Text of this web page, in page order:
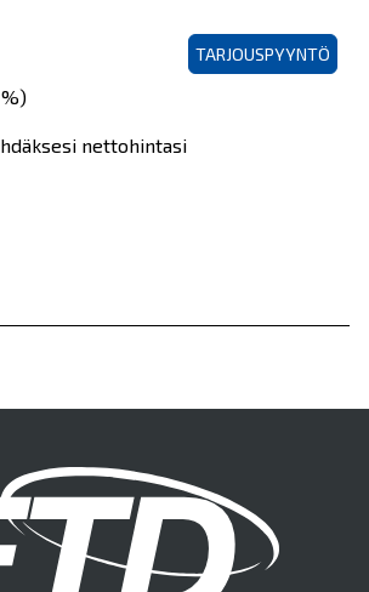
TARJOUSPYYNTÖ
nettohintasi